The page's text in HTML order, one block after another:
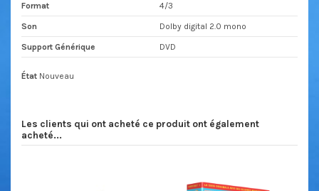
Format 4/3
Son Dolby digital 2.0 mono
Support Générique DVD
État Nouveau
Les clients qui ont acheté ce produit ont également
acheté...